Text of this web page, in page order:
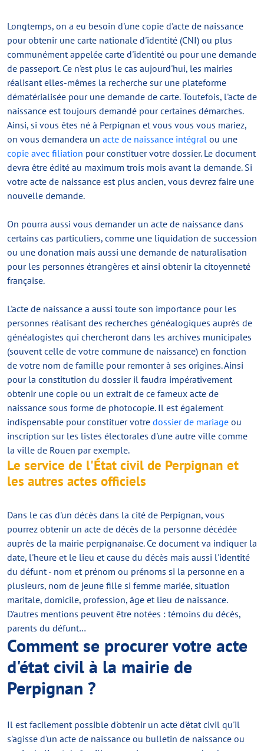
Longtemps, on a eu besoin d'une copie d'acte de naissance
pour obtenir une carte nationale d'identité (CNI) ou plus
communément appelée carte d'identité ou pour une demande
de passeport. Ce n'est plus le cas aujourd'hui, les mairies
réalisant elles-mêmes la recherche sur une plateforme
dématérialisée pour une demande de carte. Toutefois, l'acte de
naissance est toujours demandé pour certaines démarches.
Ainsi, si vous êtes né à Perpignan et vous vous vous mariez,
on vous demandera un acte de naissance intégral ou une
copie avec filiation pour constituer votre dossier. Le document
devra être édité au maximum trois mois avant la demande. Si
votre acte de naissance est plus ancien, vous devrez faire une
nouvelle demande.
On pourra aussi vous demander un acte de naissance dans
certains cas particuliers, comme une liquidation de succession
ou une donation mais aussi une demande de naturalisation
pour les personnes étrangères et ainsi obtenir la citoyenneté
française.
L'acte de naissance a aussi toute son importance pour les
personnes réalisant des recherches généalogiques auprès de
généalogistes qui chercheront dans les archives municipales
(souvent celle de votre commune de naissance) en fonction
de votre nom de famille pour remonter à ses origines. Ainsi
pour la constitution du dossier il faudra impérativement
obtenir une copie ou un extrait de ce fameux acte de
naissance sous forme de photocopie. Il est également
indispensable pour constituer votre dossier de mariage ou
inscription sur les listes électorales d'une autre ville comme
la ville de Rouen par exemple.
Le service de l'État civil de Perpignan et
les autres actes officiels
Dans le cas d'un décès dans la cité de Perpignan, vous
pourrez obtenir un acte de décès de la personne décédée
auprès de la mairie perpignanaise. Ce document va indiquer la
date, l'heure et le lieu et cause du décès mais aussi l'identité
du défunt - nom et prénom ou prénoms si la personne en a
plusieurs, nom de jeune fille si femme mariée, situation
maritale, domicile, profession, âge et lieu de naissance.
D'autres mentions peuvent être notées : témoins du décès,
parents du défunt…
Comment se procurer votre acte
d'état civil à la mairie de
Perpignan ?
Il est facilement possible d'obtenir un acte d'état civil qu'il
s'agisse d'un acte de naissance ou bulletin de naissance ou